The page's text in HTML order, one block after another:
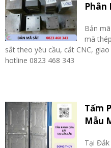
Phân
Bản
mã
sắt theo yêu cầu, cắt CNC,
hotline 0823 468 343
Tấm
Mẫu
Tại